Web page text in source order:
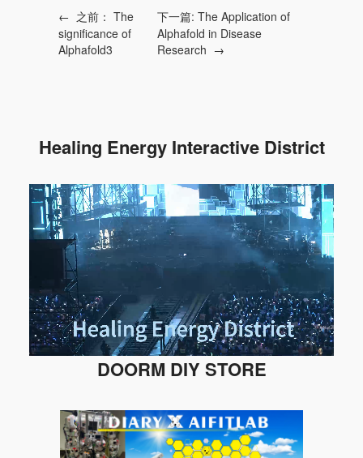
← 之前： The
significance of
Alphafold3
下一篇:The Application of
Alphafold in Disease
Research →
Healing Energy Interactive District
DOORM DIY STORE